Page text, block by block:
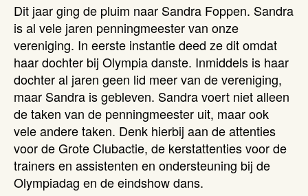
Dit jaar ging de pluim naar Sandra Foppen. Sandra
is al vele jaren penningmeester van onze
vereniging. In eerste instantie deed ze dit omdat
haar dochter bij Olympia danste. Inmiddels is haar
dochter al jaren geen lid meer van de vereniging,
maar Sandra is gebleven. Sandra voert niet alleen
de taken van de penningmeester uit, maar ook
vele andere taken. Denk hierbij aan de attenties
voor de Grote Clubactie, de kerstattenties voor de
trainers en assistenten en ondersteuning bij de
Olympiadag en de eindshow dans.